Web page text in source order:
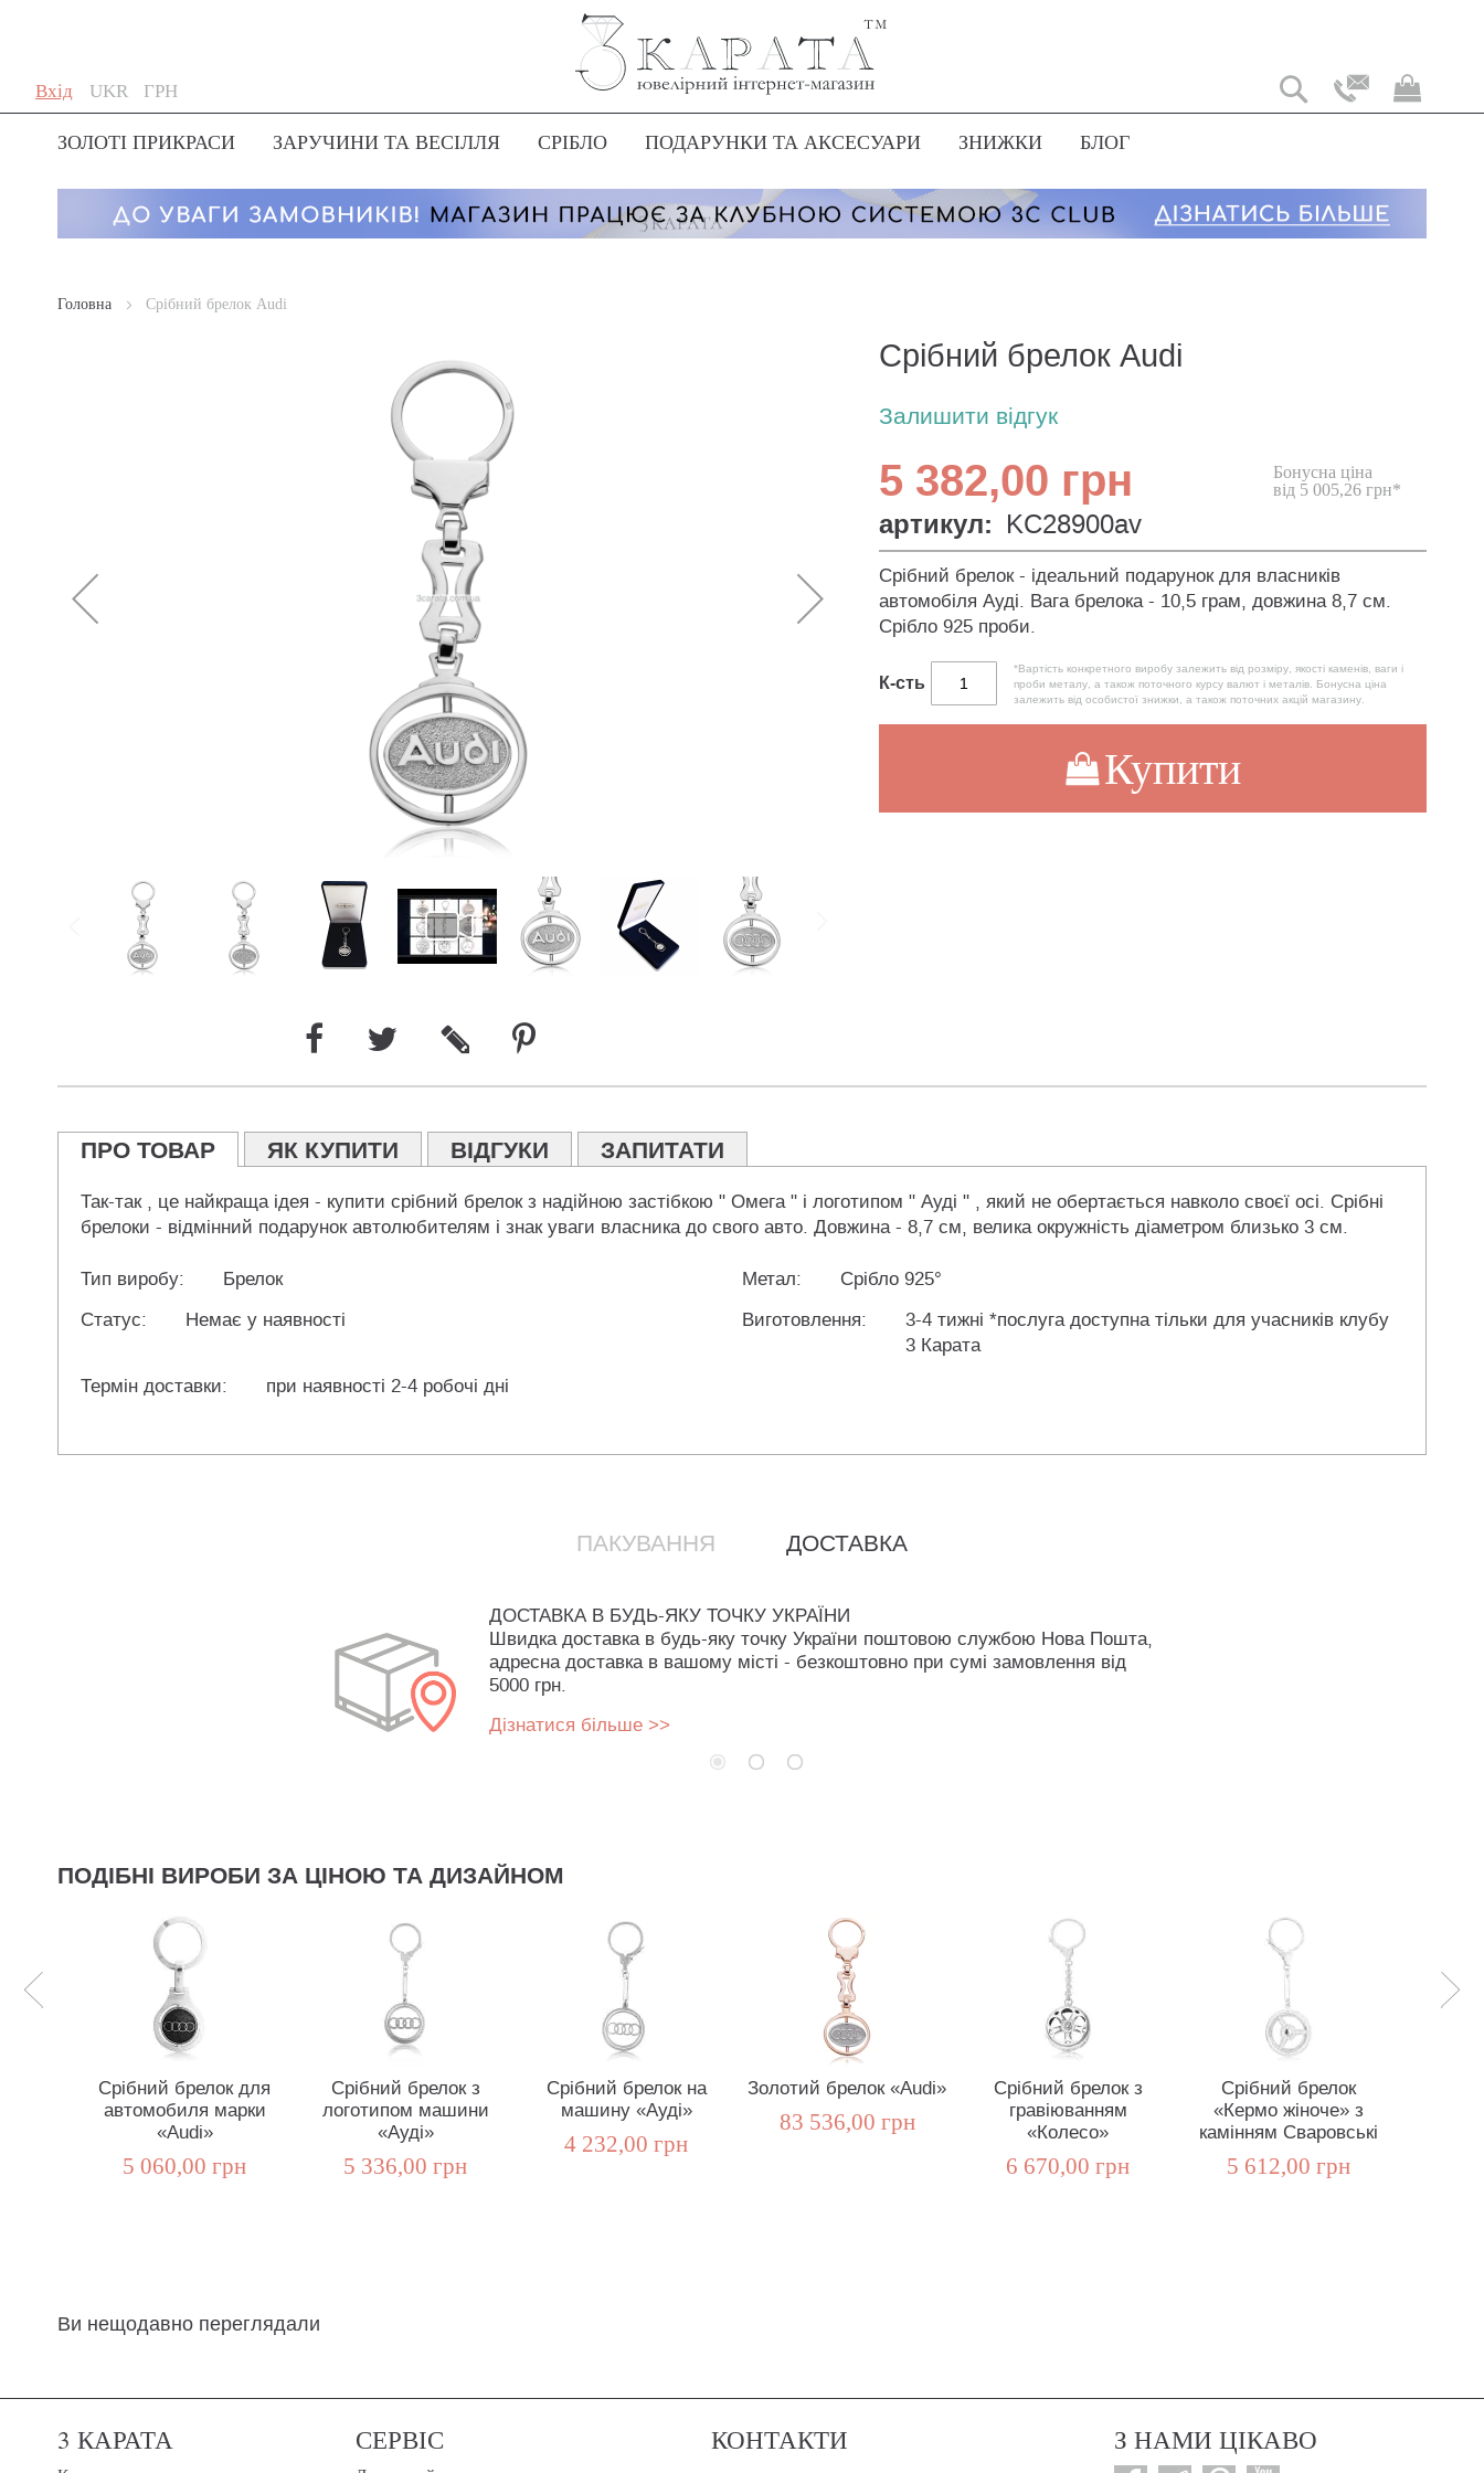
Вхід
Skip
to
Content
Мова
UKR
Мій
Валюта
ГРН
ЗОЛОТІ ПРИКРАСИ ЗАРУЧИНИ ТА ВЕСІЛЛЯ СРІБЛО ПОДАРУНКИ ТА АКСЕСУАРИ ЗНИЖКИ БЛОГ
Головна Срібний брелок Audi
Срібний брелок Audi
Залишити відгук
5 382,00 грн
Бонусна ціна
від 5 005,26 грн*
артикул: KC28900av
Срібний брелок - ідеальний подарунок для власників
автомобіля Ауді. Вага брелока - 10,5 грам, довжина 8,7 см.
Срібло 925 проби.
К-сть
*Вартість конкретного виробу залежить від розміру, якості каменів, ваги і
проби металу, а також поточного курсу валют і металів. Бонусна ціна
залежить від особистої знижки, а також поточних акцій магазину.
Купити
ПРО ТОВАР ЯК КУПИТИ ВІДГУКИ ЗАПИТАТИ
Так-так , це найкраща ідея - купити срібний брелок з надійною застібкою " Омега " і логотипом " Ауді " , який не обертається навколо своєї осі. Срібні
брелоки - відмінний подарунок автолюбителям і знак уваги власника до свого авто. Довжина - 8,7 см, велика окружність діаметром близько 3 см.
Тип виробу: Брелок Метал:
Срібло 925°
Статус:
Немає у наявності Виготовлення:
3-4 тижні *послуга доступна тільки для учасників клубу
3 Карата
Термін доставки:
при наявності 2-4 робочі дні
ПАКУВАННЯ ДОСТАВКА
ДОСТАВКА В БУДЬ-ЯКУ ТОЧКУ УКРАЇНИ
Швидка доставка в будь-яку точку України поштовою службою Нова Пошта,
адресна доставка в вашому місті - безкоштовно при сумі замовлення від
5000 грн.
Дізнатися більше >>
ПОДІБНІ ВИРОБИ ЗА ЦІНОЮ ТА ДИЗАЙНОМ
Срібний брелок для
автомобиля марки
«Audi»
5 060,00 грн
Срібний брелок з
логотипом машини
«Ауді»
5 336,00 грн
Срібний брелок на
машину «Ауді»
4 232,00 грн
Золотий брелок «Audi»
83 536,00 грн
Срібний брелок з
гравіюванням
«Колесо»
6 670,00 грн
Срібний брелок
«Кермо жіноче» з
камінням Сваровські
5 612,00 грн
Ви нещодавно переглядали
3 КАРАТА СЕРВІС КОНТАКТИ З НАМИ ЦІКАВО